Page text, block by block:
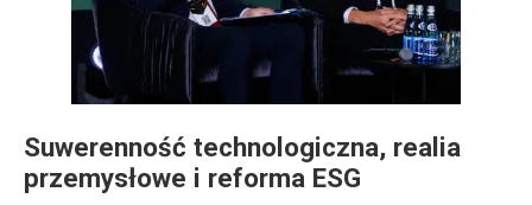
Suwerenność technologiczna, realia
przemysłowe i reforma ESG